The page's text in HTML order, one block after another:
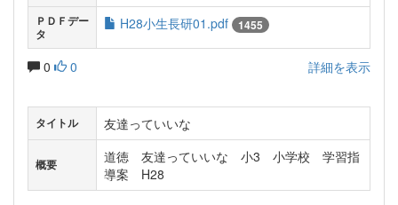
ＰＤＦデー
タ
H28小生長研01.pdf 1455
0 0 詳細を表示
タイトル 友達っていいな
概要
道徳 友達っていいな 小3 小学校 学習指
導案 H28